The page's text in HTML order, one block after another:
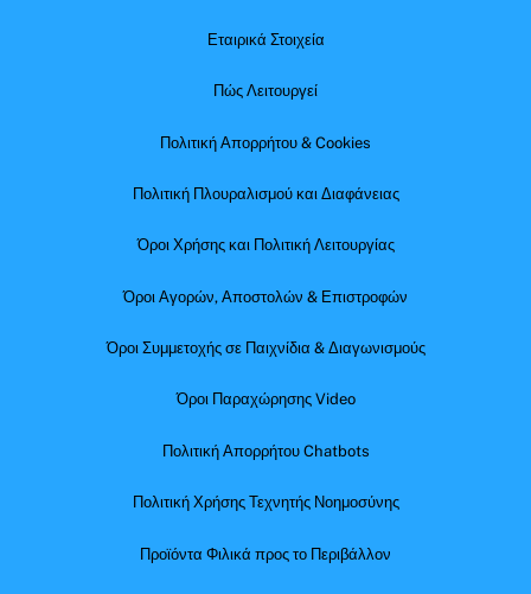
Εταιρικά Στοιχεία
Πώς Λειτουργεί
Πολιτική Απορρήτου & Cookies
Πολιτική Πλουραλισμού και Διαφάνειας
Όροι Χρήσης και Πολιτική Λειτουργίας
Όροι Αγορών, Αποστολών & Επιστροφών
Όροι Συμμετοχής σε Παιχνίδια & Διαγωνισμούς
Όροι Παραχώρησης Video
Πολιτική Απορρήτου Chatbots
Πολιτική Χρήσης Τεχνητής Νοημοσύνης
Προϊόντα Φιλικά προς το Περιβάλλον